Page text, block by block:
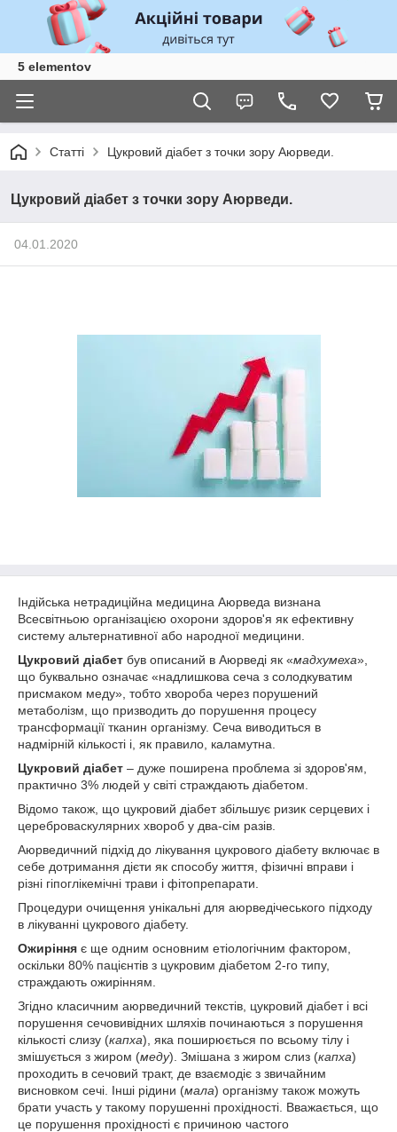
5 elementov
Статті Цукровий діабет з точки зору Аюрведи.
Цукровий діабет з точки зору Аюрведи.
04.01.2020
Індійська нетрадиційна медицина Аюрведа визнана
Всесвітньою організацією охорони здоров'я як ефективну
систему альтернативної або народної медицини.
Цукровий діабет був описаний в Аюрведі як «мадхумеха»,
що буквально означає «надлишкова сеча з солодкуватим
присмаком меду», тобто хвороба через порушений
метаболізм, що призводить до порушення процесу
трансформації тканин організму. Сеча виводиться в
надмірній кількості і, як правило, каламутна.
Цукровий діабет – дуже поширена проблема зі здоров'ям,
практично 3% людей у світі страждають діабетом.
Відомо також, що цукровий діабет збільшує ризик серцевих і
цереброваскулярних хвороб у два-сім разів.
Аюрведичний підхід до лікування цукрового діабету включає в
себе дотримання дієти як способу життя, фізичні вправи і
різні гіпоглікемічні трави і фітопрепарати.
Процедури очищення унікальні для аюрведічеського підходу
в лікуванні цукрового діабету.
Ожиріння є ще одним основним етіологічним фактором,
оскільки 80% пацієнтів з цукровим діабетом 2-го типу,
страждають ожирінням.
Згідно класичним аюрведичний текстів, цукровий діабет і всі
порушення сечовивідних шляхів починаються з порушення
кількості слизу (капха), яка поширюється по всьому тілу і
змішується з жиром (меду). Змішана з жиром слиз (капха)
проходить в сечовий тракт, де взаємодіє з звичайним
висновком сечі. Інші рідини (мала) організму також можуть
брати участь у такому порушенні прохідності. Вважається, що
це порушення прохідності є причиною частого